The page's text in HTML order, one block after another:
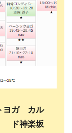
ヨガ カル
ド神楽坂